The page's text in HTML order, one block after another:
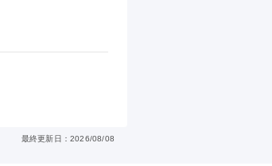
最終更新日：2026/08/08